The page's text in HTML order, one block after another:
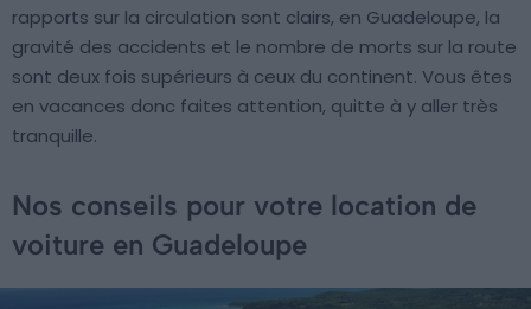
rapports sur la circulation sont clairs, en Guadeloupe, la
gravité des accidents et le nombre de morts sur la route
sont deux fois supérieurs à ceux du continent. Vous êtes
en vacances donc faites attention, quitte à y aller très
tranquille.
Nos conseils pour votre location de
voiture en Guadeloupe